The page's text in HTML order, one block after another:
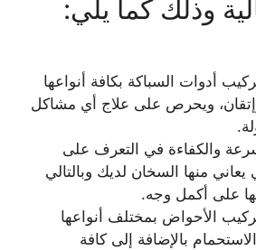
وذلك كما يلي:
أدوات السباكة بكافة أنواعها
ويحرص على علاج أي مشاكل
والكفاءة في التعرف على
يعاني منها السخان لديك وبالتالي
على أكمل وجه.
الأحواض بمختلف أنواعها
بالإضافة إلى كافة